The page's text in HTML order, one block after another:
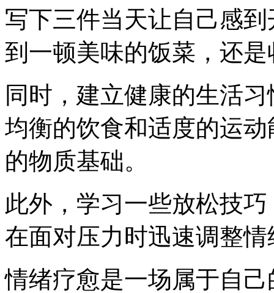
写下三件当天让自己感
到一顿美味的饭菜，还
同时，建立健康的生活
均衡的饮食和适度的运
的物质基础。
此外，学习一些放松技
在面对压力时迅速调整
情绪疗愈是一场属于自